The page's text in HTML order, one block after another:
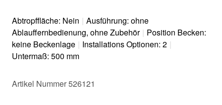
Abtropffläche: Nein | Ausführung: ohne
Ablauffernbedienung, ohne Zubehör | Position Becken:
keine Beckenlage | Installations Optionen: 2 |
Untermaß: 500 mm
Artikel Nummer 526121